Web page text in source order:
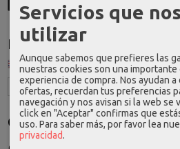
Idioma
Costes de Envío
GRATIS *
Servicios que
utilizar
Aunque sabemos que prefieres las
nuestras cookies son una
experiencia de compra. Nos ayudan
ofertas, recuerdan tus preferencias
navegación y nos avisan si la web se
click en "Aceptar" confirmas que
uso. Para saber más, por favor lea
privacidad.